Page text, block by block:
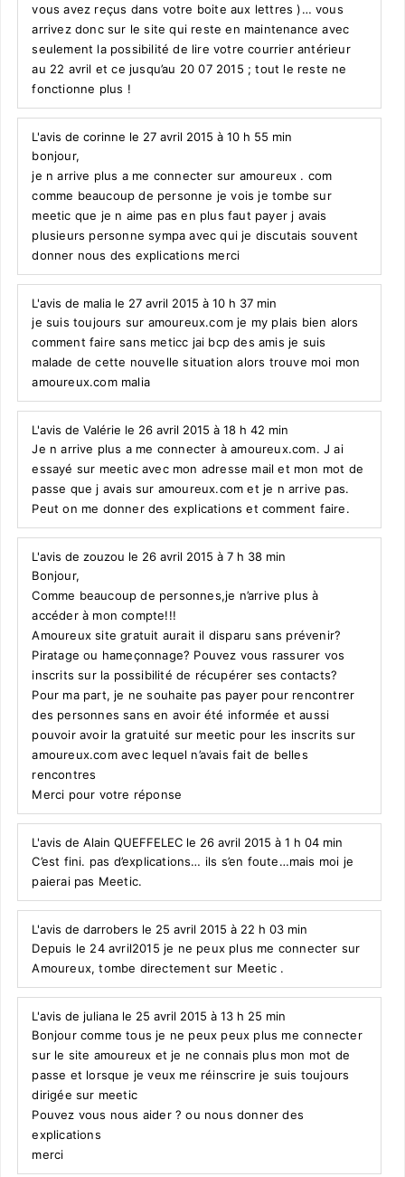
vous avez reçus dans votre boite aux lettres )… vous
arrivez donc sur le site qui reste en maintenance avec
seulement la possibilité de lire votre courrier antérieur
au 22 avril et ce jusqu’au 20 07 2015 ; tout le reste ne
fonctionne plus !
L'avis de corinne le 27 avril 2015 à 10 h 55 min
bonjour,
je n arrive plus a me connecter sur amoureux . com
comme beaucoup de personne je vois je tombe sur
meetic que je n aime pas en plus faut payer j avais
plusieurs personne sympa avec qui je discutais souvent
donner nous des explications merci
L'avis de malia le 27 avril 2015 à 10 h 37 min
je suis toujours sur amoureux.com je my plais bien alors
comment faire sans meticc jai bcp des amis je suis
malade de cette nouvelle situation alors trouve moi mon
amoureux.com malia
L'avis de Valérie le 26 avril 2015 à 18 h 42 min
Je n arrive plus a me connecter à amoureux.com. J ai
essayé sur meetic avec mon adresse mail et mon mot de
passe que j avais sur amoureux.com et je n arrive pas.
Peut on me donner des explications et comment faire.
L'avis de zouzou le 26 avril 2015 à 7 h 38 min
Bonjour,
Comme beaucoup de personnes,je n’arrive plus à
accéder à mon compte!!!
Amoureux site gratuit aurait il disparu sans prévenir?
Piratage ou hameçonnage? Pouvez vous rassurer vos
inscrits sur la possibilité de récupérer ses contacts?
Pour ma part, je ne souhaite pas payer pour rencontrer
des personnes sans en avoir été informée et aussi
pouvoir avoir la gratuité sur meetic pour les inscrits sur
amoureux.com avec lequel n’avais fait de belles
rencontres
Merci pour votre réponse
L'avis de Alain QUEFFELEC le 26 avril 2015 à 1 h 04 min
C’est fini. pas d’explications… ils s’en foute…mais moi je
paierai pas Meetic.
L'avis de darrobers le 25 avril 2015 à 22 h 03 min
Depuis le 24 avril2015 je ne peux plus me connecter sur
Amoureux, tombe directement sur Meetic .
L'avis de juliana le 25 avril 2015 à 13 h 25 min
Bonjour comme tous je ne peux peux plus me connecter
sur le site amoureux et je ne connais plus mon mot de
passe et lorsque je veux me réinscrire je suis toujours
dirigée sur meetic
Pouvez vous nous aider ? ou nous donner des
explications
merci